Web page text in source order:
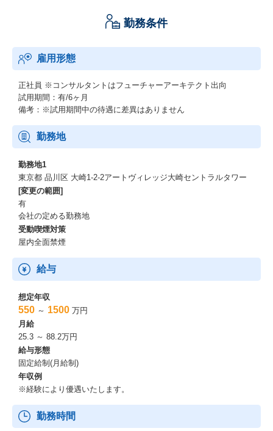
勤務条件
雇用形態
正社員 ※コンサルタントはフューチャーアーキテクト出向
試用期間：有/6ヶ月
備考：※試用期間中の待遇に差異はありません
勤務地
勤務地1
東京都 品川区 大崎1-2-2アートヴィレッジ大崎セントラルタワー
[変更の範囲]
有
会社の定める勤務地
受動喫煙対策
屋内全面禁煙
給与
想定年収
550 ～ 1500 万円
月給
25.3 ～ 88.2万円
給与形態
固定給制(月給制)
年収例
※経験により優遇いたします。
勤務時間